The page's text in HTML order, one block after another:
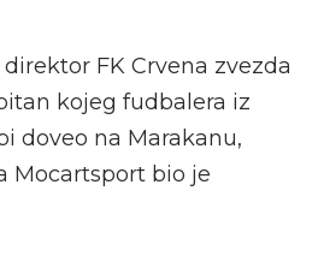
FK Crvena zvezda
kojeg fudbalera iz
doveo na Marakanu,
Mocartsport bio je